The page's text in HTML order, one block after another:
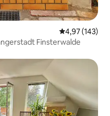
Évaluation
4,97 (143)
Finsterwalde